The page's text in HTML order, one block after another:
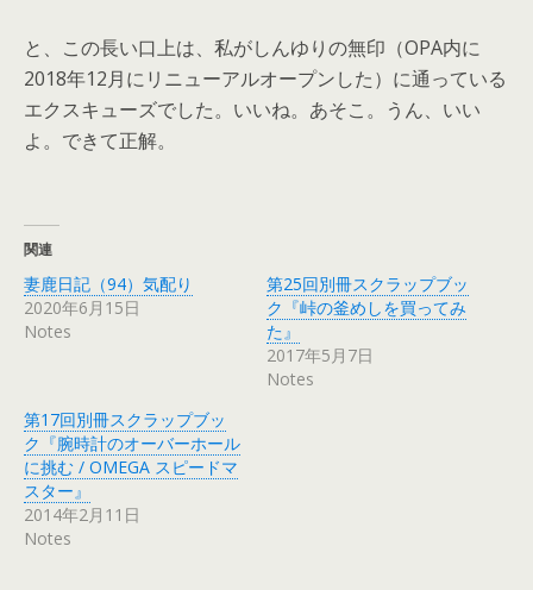
と、この長い口上は、私がしんゆりの無印（OPA内に
2018年12月にリニューアルオープンした）に通っている
エクスキューズでした。いいね。あそこ。うん、いい
よ。できて正解。
関連
妻鹿日記（94）気配り
2020年6月15日
Notes
第25回別冊スクラップブッ
ク『峠の釜めしを買ってみ
た』
2017年5月7日
Notes
第17回別冊スクラップブッ
ク『腕時計のオーバーホール
に挑む / OMEGA スピードマ
スター』
2014年2月11日
Notes